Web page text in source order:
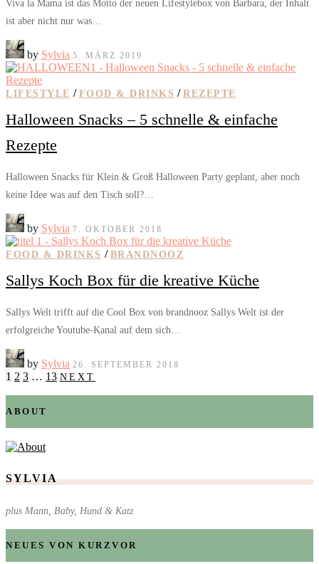
Viva la Mama ist das Motto der neuen Lifestylebox von Barbara, der Inhalt
ist aber nicht nur was…
by Sylvia 5. MÄRZ 2019
LIFESTYLE / FOOD & DRINKS / REZEPTE
Halloween Snacks – 5 schnelle & einfache
Rezepte
Halloween Snacks für Klein & Groß Halloween Party geplant, aber noch
keine Idee was auf den Tisch soll?…
by Sylvia 7. OKTOBER 2018
FOOD & DRINKS / BRANDNOOZ
Sallys Koch Box für die kreative Küche
Sallys Welt trifft auf die Cool Box von brandnooz Sallys Welt ist der
erfolgreiche Youtube-Kanal auf dem sich…
by Sylvia 26. SEPTEMBER 2018
1 2 3 … 13 NEXT
ABOUT
SYLVIA
plus Mann, Baby, Hund & Katz
NEUES VON KURZVOR